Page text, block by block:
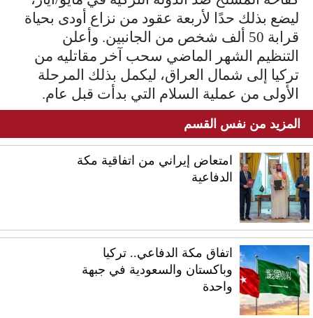
ليضع بذلك حدًا لأربعة عقود من نزاع أودى بحياة
قرابة 50 ألف شخص من الجانبين. وأعلن
التنظيم الشهر الماضي سحب آخر مقاتليه من
تركيا إلى شمال العراق، ليكمل بذلك المرحلة
الأولى من عملية السلام التي بدأت قبل عام.
المزيد من نفس القسم
امتعاض إيراني من اتفاقية مكة
الدفاعية
اتفاق مكة الدفاعي.. تركيا
وباكستان والسعودية في جبهة
واحدة